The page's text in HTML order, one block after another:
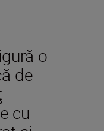
o
de
cu